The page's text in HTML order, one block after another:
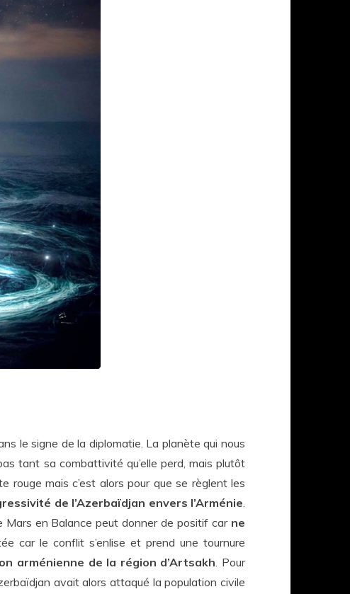
le signe de la diplomatie. La planète qui nous
tant sa combattivité qu’elle perd, mais plutôt
rouge mais c’est alors pour que se règlent les
de l’Azerbaïdjan envers l’Arménie
Mars en Balance peut donner de positif car ne
car le conflit s’enlise et prend une tournure
arménienne de la région d’Artsakh . Pour
avait alors attaqué la population civile